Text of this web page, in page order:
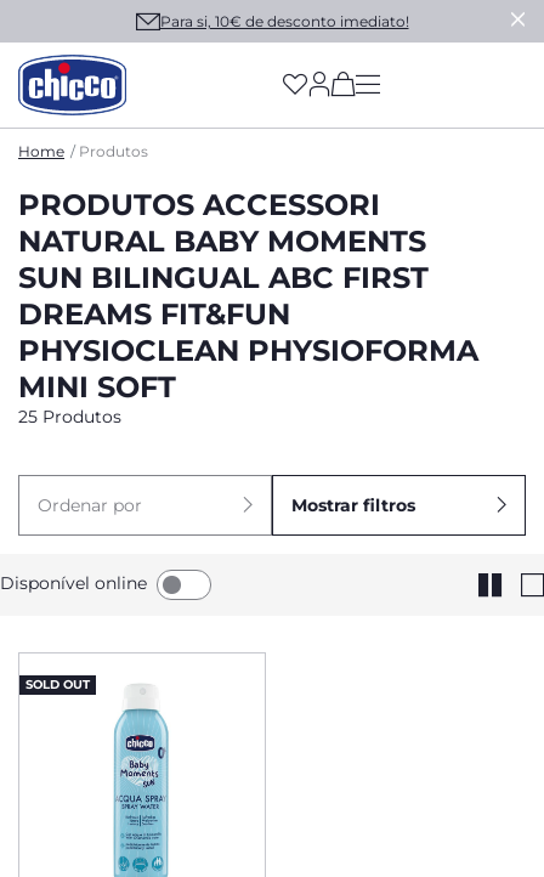
Para si, 10€ de desconto imediato!
(has more options
Home Produtos
PRODUTOS ACCESSORI
NATURAL BABY MOMENTS
SUN BILINGUAL ABC FIRST
DREAMS FIT&FUN
PHYSIOCLEAN PHYSIOFORMA
MINI SOFT
25 Produtos
Ordenar por Mostrar filtros
Disponível online
SOLD OUT